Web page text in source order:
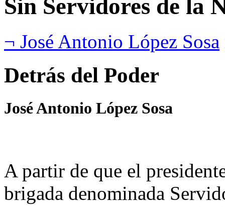
Sin Servidores de la
¬ José Antonio López Sosa
Detrás del Poder
José Antonio López Sosa
A partir de que el
brigada denominada